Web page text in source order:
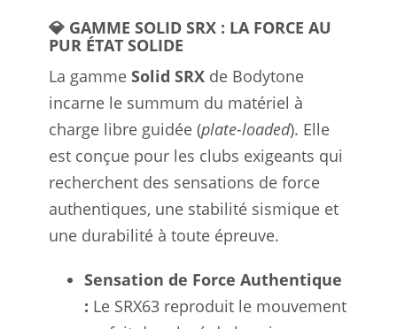
💎 GAMME SOLID SRX : LA FORCE AU
PUR ÉTAT SOLIDE
La gamme Solid SRX de Bodytone
incarne le summum du matériel à
charge libre guidée (plate-loaded). Elle
est conçue pour les clubs exigeants qui
recherchent des sensations de force
authentiques, une stabilité sismique et
une durabilité à toute épreuve.
Sensation de Force Authentique
: Le SRX63 reproduit le mouvement